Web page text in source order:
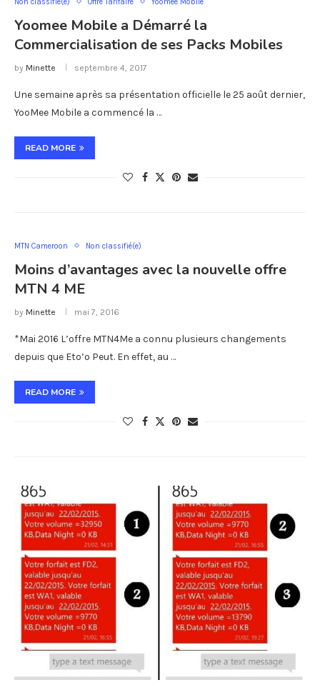
Yoomee Mobile a Démarré la
Commercialisation de ses Packs Mobiles
by Minette septembre 4, 2017
Une semaine après sa présentation officielle le 25 août dernier,
YooMee Mobile a commencé la …
READ MORE
MTN Cameroon Non classifié(e)
Moins d’avantages avec la nouvelle offre
MTN 4 ME
by Minette mai 7, 2016
*Mai 2016 L’offre MTN4Me a connu plusieurs changements
depuis que Eto’o Peut. En effet, au …
READ MORE